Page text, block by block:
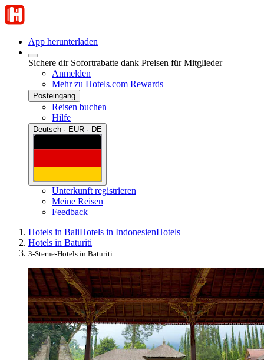
App herunterladen
Sichere dir Sofortrabatte dank Preisen für Mitglieder
Anmelden
Mehr zu Hotels.com Rewards
Posteingang
Reisen buchen
Hilfe
Deutsch · EUR · DE
Unterkunft registrieren
Meine Reisen
Feedback
Hotels in BaliHotels in IndonesienHotels
Hotels in Baturiti
3-Sterne-Hotels in Baturiti